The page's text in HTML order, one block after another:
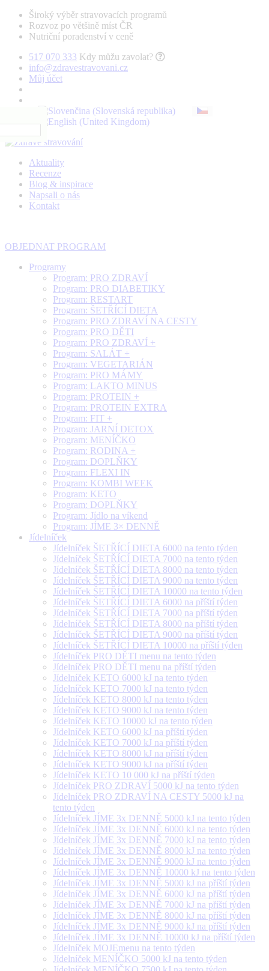
Široký výběr stravovacích programů
Rozvoz po většině míst ČR
Nutriční poradenství v ceně
517 070 333 Kdy můžu zavolat?
info@zdravestravovani.cz
Můj účet
Aktuality
Recenze
Blog & inspirace
Napsali o nás
Kontakt
OBJEDNAT PROGRAM
Programy
Program: PRO ZDRAVÍ
Program: PRO DIABETIKY
Program: RESTART
Program: ŠETŘÍCÍ DIETA
Program: PRO ZDRAVÍ NA CESTY
Program: PRO DĚTI
Program: PRO ZDRAVÍ +
Program: SALÁT +
Program: VEGETARIÁN
Program: PRO MÁMY
Program: LAKTO MINUS
Program: PROTEIN +
Program: PROTEIN EXTRA
Program: FIT +
Program: JARNÍ DETOX
Program: MENÍČKO
Program: RODINA +
Program: DOPLŇKY
Program: FLEXI IN
Program: KOMBI WEEK
Program: KETO
Program: DOPLŇKY
Program: Jídlo na víkend
Program: JÍME 3× DENNĚ
Jídelníček
Jídelníček ŠETŘÍCÍ DIETA 6000 na tento týden
Jídelníček ŠETŘÍCÍ DIETA 7000 na tento týden
Jídelníček ŠETŘÍCÍ DIETA 8000 na tento týden
Jídelníček ŠETŘÍCÍ DIETA 9000 na tento týden
Jídelníček ŠETŘÍCÍ DIETA 10000 na tento týden
Jídelníček ŠETŘÍCÍ DIETA 6000 na příští týden
Jídelníček ŠETŘÍCÍ DIETA 7000 na příští týden
Jídelníček ŠETŘÍCÍ DIETA 8000 na příští týden
Jídelníček ŠETŘÍCÍ DIETA 9000 na příští týden
Jídelníček ŠETŘÍCÍ DIETA 10000 na příští týden
Jídelníček PRO DĚTI menu na tento týden
Jídelníček PRO DĚTI menu na příští týden
Jídelníček KETO 6000 kJ na tento týden
Jídelníček KETO 7000 kJ na tento týden
Jídelníček KETO 8000 kJ na tento týden
Jídelníček KETO 9000 kJ na tento týden
Jídelníček KETO 10000 kJ na tento týden
Jídelníček KETO 6000 kJ na příští týden
Jídelníček KETO 7000 kJ na příští týden
Jídelníček KETO 8000 kJ na příští týden
Jídelníček KETO 9000 kJ na příští týden
Jídelníček KETO 10 000 kJ na příští týden
Jídelníček PRO ZDRAVÍ 5000 kJ na tento týden
Jídelníček PRO ZDRAVÍ NA CESTY 5000 kJ na
tento týden
Jídelníček JÍME 3x DENNĚ 5000 kJ na tento týden
Jídelníček JÍME 3x DENNĚ 6000 kJ na tento týden
Jídelníček JÍME 3x DENNĚ 7000 kJ na tento týden
Jídelníček JÍME 3x DENNĚ 8000 kJ na tento týden
Jídelníček JÍME 3x DENNĚ 9000 kJ na tento týden
Jídelníček JÍME 3x DENNĚ 10000 kJ na tento týden
Jídelníček JÍME 3x DENNĚ 5000 kJ na příští týden
Jídelníček JÍME 3x DENNĚ 6000 kJ na příští týden
Jídelníček JÍME 3x DENNĚ 7000 kJ na příští týden
Jídelníček JÍME 3x DENNĚ 8000 kJ na příští týden
Jídelníček JÍME 3x DENNĚ 9000 kJ na příští týden
Jídelníček JÍME 3x DENNĚ 10000 kJ na příští týden
Jídelníček MOJEmenu na tento týden
Jídelníček MENÍČKO 5000 kJ na tento týden